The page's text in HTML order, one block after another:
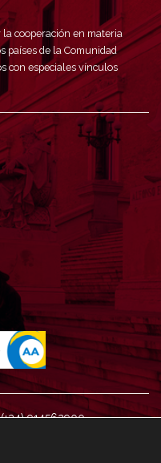
cooperación en materia
países de la Comunidad
con especiales vínculos
914562900